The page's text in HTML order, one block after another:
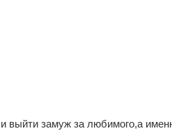
выйти замуж за любимого,а